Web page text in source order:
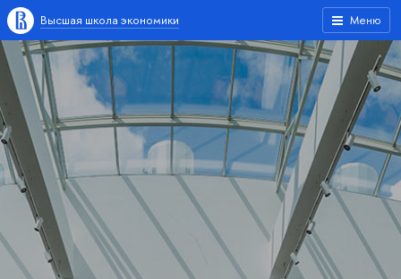
Меню
Высшая школа экономики